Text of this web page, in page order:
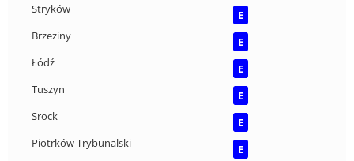
Stryków
E
Brzeziny
E
Łódź
E
Tuszyn
E
Srock
E
Piotrków Trybunalski
E